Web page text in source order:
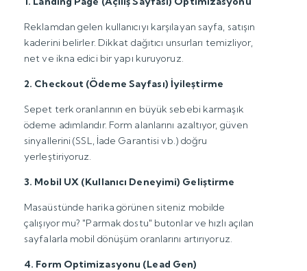
Reklamdan gelen kullanıcıyı karşılayan sayfa, satışın
kaderini belirler. Dikkat dağıtıcı unsurları temizliyor,
net ve ikna edici bir yapı kuruyoruz.
2. Checkout (Ödeme Sayfası) İyileştirme
Sepet terk oranlarının en büyük sebebi karmaşık
ödeme adımlarıdır. Form alanlarını azaltıyor, güven
sinyallerini (SSL, İade Garantisi vb.) doğru
yerleştiriyoruz.
3. Mobil UX (Kullanıcı Deneyimi) Geliştirme
Masaüstünde harika görünen siteniz mobilde
çalışıyor mu? "Parmak dostu" butonlar ve hızlı açılan
sayfalarla mobil dönüşüm oranlarını artırıyoruz.
4. Form Optimizasyonu (Lead Gen)